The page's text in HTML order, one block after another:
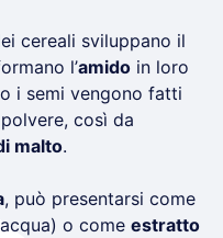
cereali sviluppano il
l’amido in loro
i semi vengono fatti
così da
malto.
, può presentarsi come
o come estratto